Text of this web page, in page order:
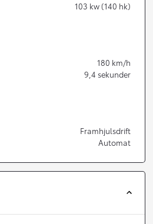
Nya GR GT
103 kw (140 hk)
180 km/h
9,4 sekunder
Framhjulsdrift
Automat